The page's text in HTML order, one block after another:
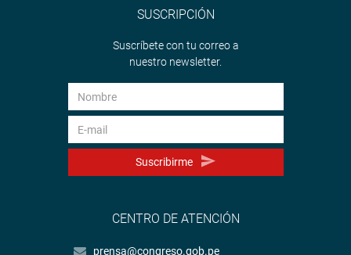
SUSCRIPCIÓN
Suscríbete con tu correo a
nuestro newsletter.
Suscribirme
CENTRO DE ATENCIÓN
prensa@congreso.gob.pe